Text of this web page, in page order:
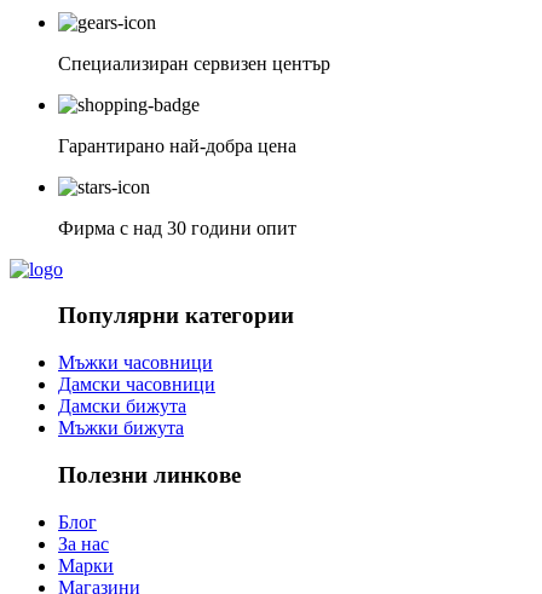
Специализиран сервизен център
Гарантирано най-добра цена
Фирма с над 30 години опит
Популярни категории
Мъжки часовници
Дамски часовници
Дамски бижута
Мъжки бижута
Полезни линкове
Блог
За нас
Марки
Магазини